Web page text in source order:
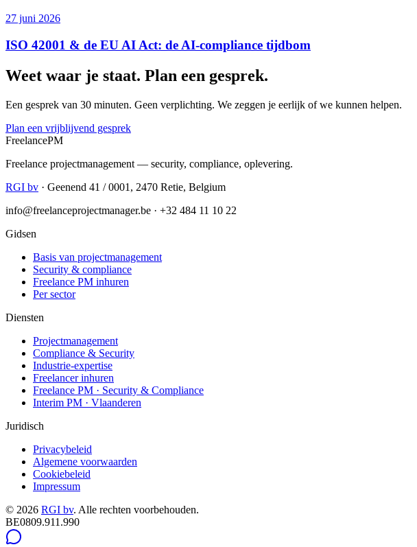
27 juni 2026
ISO 42001 & de EU AI Act: de AI-compliance tijdbom
Weet waar je staat. Plan een gesprek.
Een gesprek van 30 minuten. Geen verplichting. We zeggen je eerlijk of we kunnen helpen.
Plan een vrijblijvend gesprek
FreelancePM
Freelance projectmanagement — security, compliance, oplevering.
RGI bv · Geenend 41 / 0001, 2470 Retie, Belgium
info@freelanceprojectmanager.be · +32 484 11 10 22
Gidsen
Basis van projectmanagement
Security & compliance
Freelance PM inhuren
Per sector
Diensten
Projectmanagement
Compliance & Security
Industrie-expertise
Freelancer inhuren
Freelance PM · Security & Compliance
Interim PM · Vlaanderen
Juridisch
Privacybeleid
Algemene voorwaarden
Cookiebeleid
Impressum
© 2026 RGI bv. Alle rechten voorbehouden.
BE0809.911.990